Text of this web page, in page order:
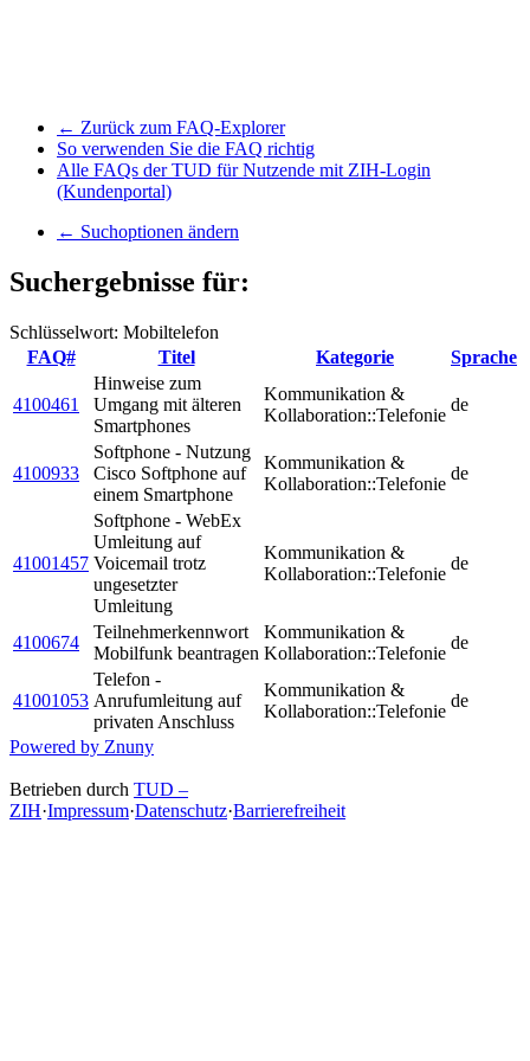
← Zurück zum FAQ-Explorer
So verwenden Sie die FAQ richtig
Alle FAQs der TUD für Nutzende mit ZIH-Login
(Kundenportal)
← Suchoptionen ändern
Suchergebnisse für:
Schlüsselwort: Mobiltelefon
FAQ#
Titel Kategorie Sprache
4100461
Hinweise zum
Umgang mit älteren
Smartphones
Kommunikation &
Kollaboration::Telefonie
de
4100933
Softphone - Nutzung
Cisco Softphone auf
einem Smartphone
Kommunikation &
Kollaboration::Telefonie
de
41001457
Softphone - WebEx
Umleitung auf
Voicemail trotz
ungesetzter
Umleitung
Kommunikation &
Kollaboration::Telefonie
de
4100674
Teilnehmerkennwort
Mobilfunk beantragen
Kommunikation &
Kollaboration::Telefonie
de
41001053
Telefon -
Anrufumleitung auf
privaten Anschluss
Kommunikation &
Kollaboration::Telefonie
de
Powered by Znuny
Betrieben durch TUD –
ZIH·Impressum·Datenschutz·Barrierefreiheit